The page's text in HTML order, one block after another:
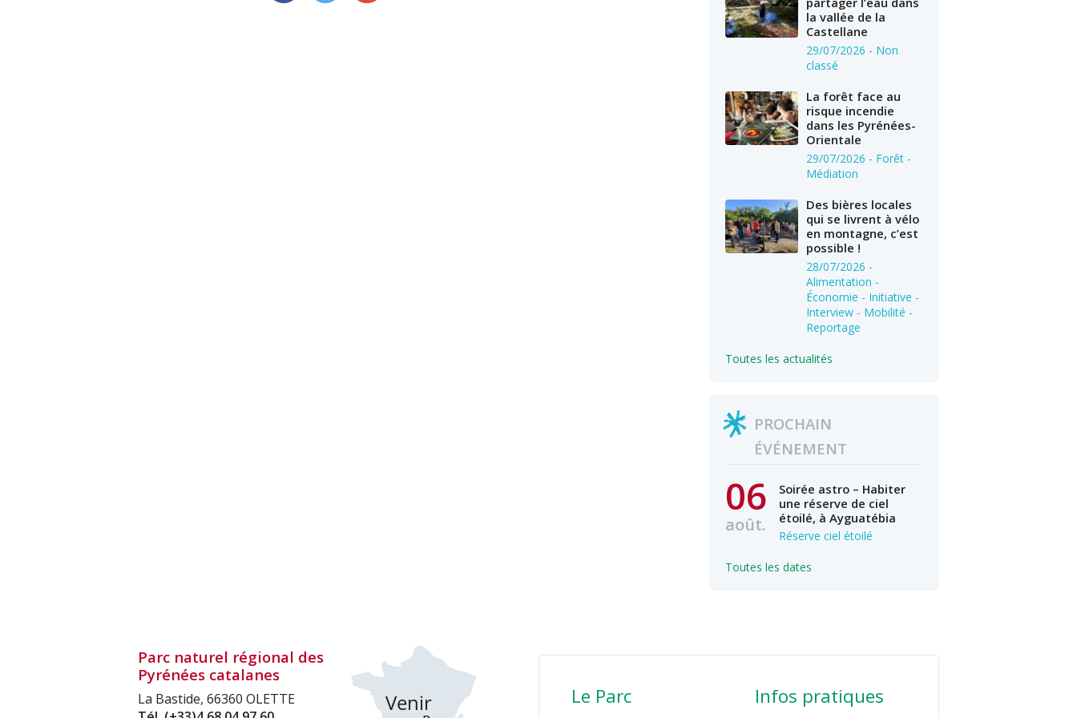
la vallée de la
Castellane
29/07/2026 - Non
classé
La forêt face au
risque incendie
dans les Pyrénées-
Orientale
29/07/2026 - Forêt -
Médiation
Des bières locales
qui se livrent à vélo
en montagne, c’est
possible !
28/07/2026 -
Alimentation -
Économie - Initiative -
Interview - Mobilité -
Reportage
Toutes les actualités
PROCHAIN
ÉVÉNEMENT
06
août.
Soirée astro – Habiter
une réserve de ciel
étoilé, à Ayguatébia
Réserve ciel étoilé
Toutes les dates
Parc naturel régional des
Pyrénées catalanes
La Bastide, 66360 OLETTE
Le Parc Infos pratiques